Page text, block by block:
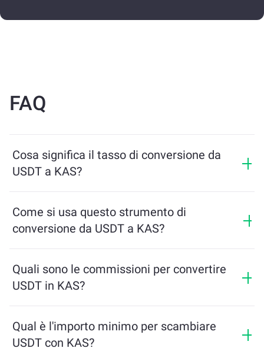
FAQ
Cosa significa il tasso di conversione da
USDT a KAS?
cambio di USDT. Questo tasso varia in base alle
condizioni di mercato, all’offerta e alla domanda, e alla
Come si usa questo strumento di
conversione da USDT a KAS?
scambiare, e lo strumento calcolerà l’importo stimato
di KAS che riceverai. Poi segui i passaggi per
Quali sono le commissioni per convertire
USDT in KAS?
alla liquidità e alle condizioni di mercato. ChangeNOW
offre tariffe competitive senza costi nascosti, e
Qual è l'importo minimo per scambiare
USDT con KAS?